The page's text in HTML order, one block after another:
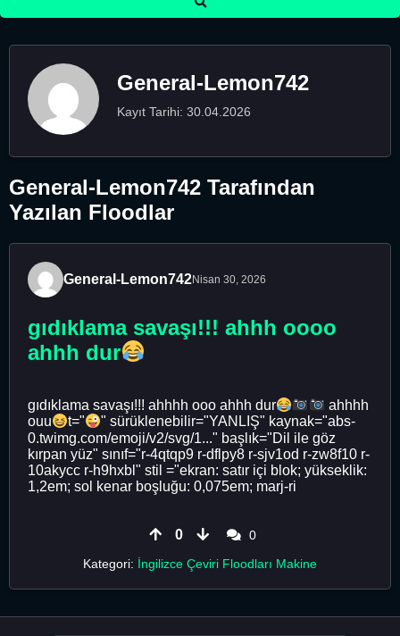
General-Lemon742
Kayıt Tarihi: 30.04.2026
General-Lemon742 Tarafından
Yazılan Floodlar
General-Lemon742Nisan 30, 2026
gıdıklama savaşı!!! ahhh oooo
ahhh dur
gıdıklama savaşı!!! ahhhh ooo ahhh dur
ahhhh
ouu
t="
" sürüklenebilir="YANLIŞ" kaynak="abs-
0.twimg.com/emoji/v2/svg/1..." başlık="Dil ile göz
kırpan yüz" sınıf="r-4qtqp9 r-dflpy8 r-sjv1od r-zw8f10 r-
10akycc r-h9hxbl" stil ="ekran: satır içi blok; yükseklik:
1,2em; sol kenar boşluğu: 0,075em; marj-ri
0
0
Kategori: İngilizce Çeviri Floodları Makine